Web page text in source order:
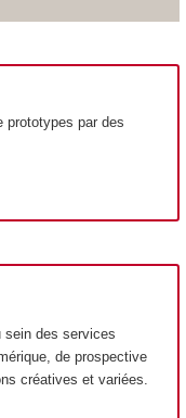
prototypes par des
sein des services
de prospective
créatives et variées.